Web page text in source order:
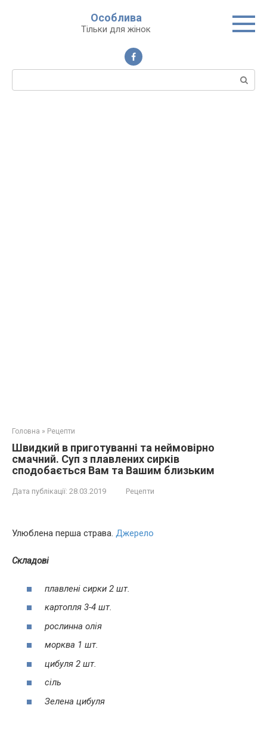
Особлива
Тільки для жінок
Пошук:
Головна » Рецепти
Швидкий в приготуванні та неймовірно
смачний. Суп з плавлених сирків
сподобається Вам та Вашим близьким
Дата публікації: 28.03.2019 Рецепти
Улюблена перша страва. Джерело
Складові
плавлені сирки 2 шт.
картопля 3-4 шт.
рослинна олія
морква 1 шт.
цибуля 2 шт.
сіль
Зелена цибуля